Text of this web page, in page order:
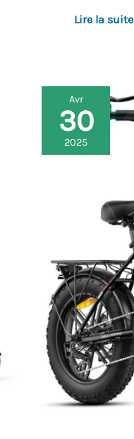
Lire la suite
Avr
30
2025
Test
du
fat
bike
terrain